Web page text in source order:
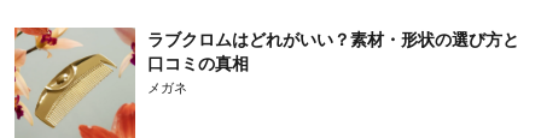
ラブクロムはどれがいい？素材・形状の選び方と
口コミの真相
メガネ